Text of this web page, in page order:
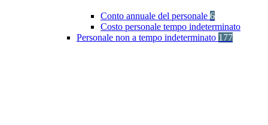
Conto annuale del personale 6
Costo personale tempo indeterminato
Personale non a tempo indeterminato 177